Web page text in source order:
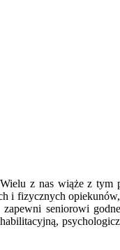
z nas wiąże z
i fizycznych
seniorowi